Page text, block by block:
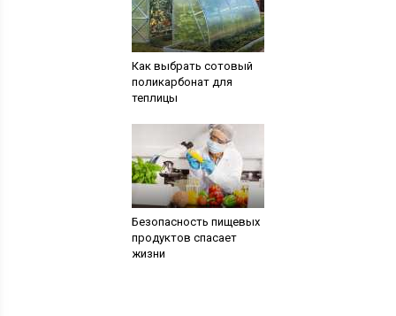
Как выбрать сотовый
поликарбонат для
теплицы
Безопасность пищевых
продуктов спасает
жизни